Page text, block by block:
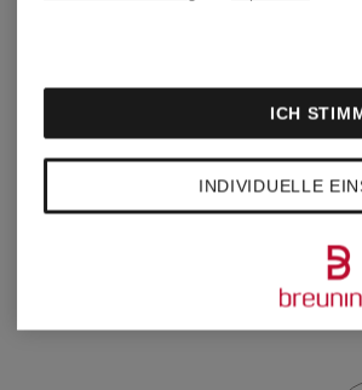
Sneaker
gefüttert
CHF 219
INDIVIDUELLE
ICH